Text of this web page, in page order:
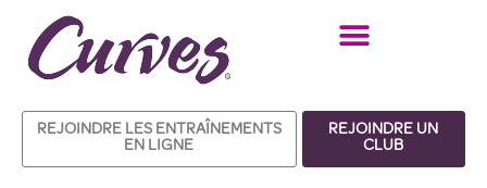
Aller
contenu
REJOINDRE LES ENTRAÎNEMENTS
EN LIGNE
REJOINDRE UN
CLUB